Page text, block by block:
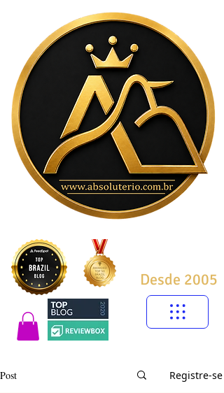
Desde 2005
Post Registre-se